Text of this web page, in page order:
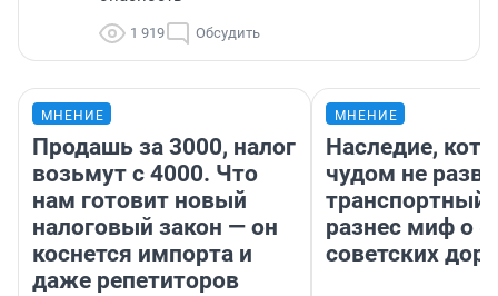
1 919 Обсудить
МНЕНИЕ
Продашь за 3000, налог
возьмут с 4000. Что
нам готовит новый
налоговый закон — он
коснется импорта и
даже репетиторов
МНЕНИЕ
Наследие,
чудом не
транспортный
разнес миф о
советских